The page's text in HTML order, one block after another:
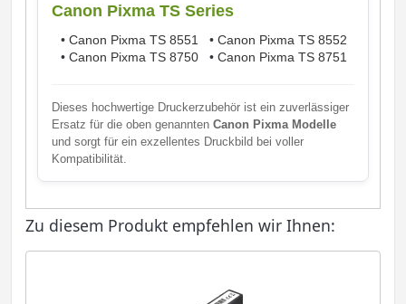
Canon Pixma TS Series
• Canon Pixma TS 8551 • Canon Pixma TS 8552
• Canon Pixma TS 8750 • Canon Pixma TS 8751
Dieses hochwertige Druckerzubehör ist ein zuverlässiger
Ersatz für die oben genannten Canon Pixma Modelle
und sorgt für ein exzellentes Druckbild bei voller
Kompatibilität.
Zu diesem Produkt empfehlen wir Ihnen: